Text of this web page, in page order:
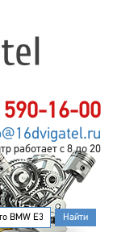
590-16-00
работает с 8 до 20